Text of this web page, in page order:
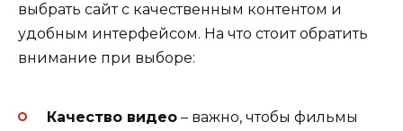
выбрать сайт с качественным контентом и
удобным интерфейсом. На что стоит обратить
внимание при выборе:
Качество видео – важно, чтобы фильмы